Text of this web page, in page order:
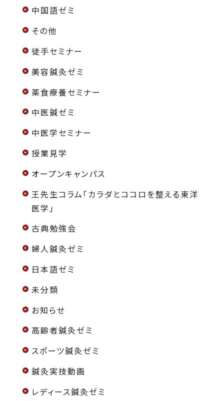
中国語ゼミ
その他
徒手セミナー
美容鍼灸ゼミ
薬食療養セミナー
中医鍼ゼミ
中医学セミナー
授業見学
オープンキャンパス
王先生コラム「カラダとココロを整える東洋
医学」
古典勉強会
婦人鍼灸ゼミ
日本語ゼミ
未分類
お知らせ
高齢者鍼灸ゼミ
スポーツ鍼灸ゼミ
鍼灸実技動画
レディース鍼灸ゼミ